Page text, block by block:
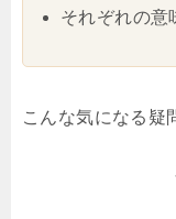
それぞれの意
こんな気になる疑